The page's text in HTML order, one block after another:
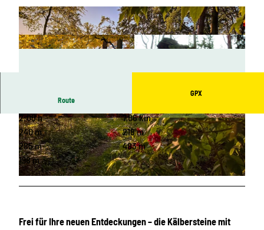
© Heiko Harig, Touristinformation Sohland a.d.
Spree |CC-BY-SA
© Ralf Herold, Touristinformation Sohland a.d.
Spree | CC-BY-SA
Route
GPX
2:05 h
7,06 km
240 m
218 m
285 m
483 m
198 m
Frei für Ihre neuen Entdeckungen – die Kälbersteine mit